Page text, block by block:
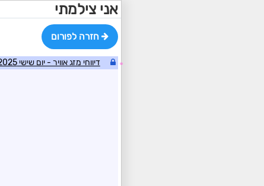
אני צילמתי
חזרה לפורום
☼ דיווחי מזג אוויר - יום שישי 10/01/2025